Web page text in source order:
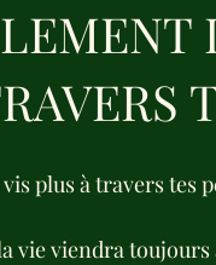
plus à travers tes
vie viendra